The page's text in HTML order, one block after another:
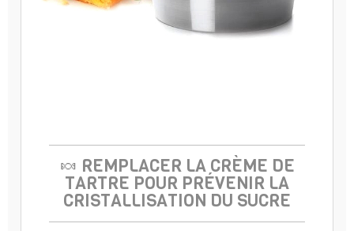
🍬 REMPLACER LA CRÈME DE
TARTRE POUR PRÉVENIR LA
CRISTALLISATION DU SUCRE